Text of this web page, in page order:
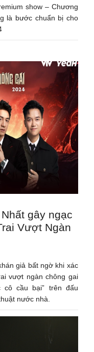
show – Chương
là bước chuẩn bị cho
gây ngạc
Vượt Ngàn
giả bất ngờ khi xác
vượt ngàn chông gai
cô cầu bại” trên đấu
nước nhà.